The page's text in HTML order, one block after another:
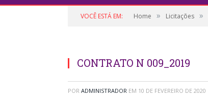
VOCÊ ESTÁ EM: Home » Licitações »
CONTRATO N 009_2019
POR ADMINISTRADOR EM 10 DE FEVEREIRO DE 2020